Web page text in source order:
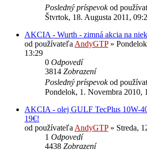
Posledný príspevokod
Štvrtok, 18. Augusta 2011,
AKCIA - Wurth - zimná akcia na
od používateľa AndyGTP»
13:29
0 Odpovedí
3814 Zobrazení
Posledný príspevokod
Pondelok, 1. Novembra 2010,
AKCIA - olej GULF TecPlus 10W-
19€!
od používateľa AndyGTP» Streda,
1 Odpovedí
4438 Zobrazení